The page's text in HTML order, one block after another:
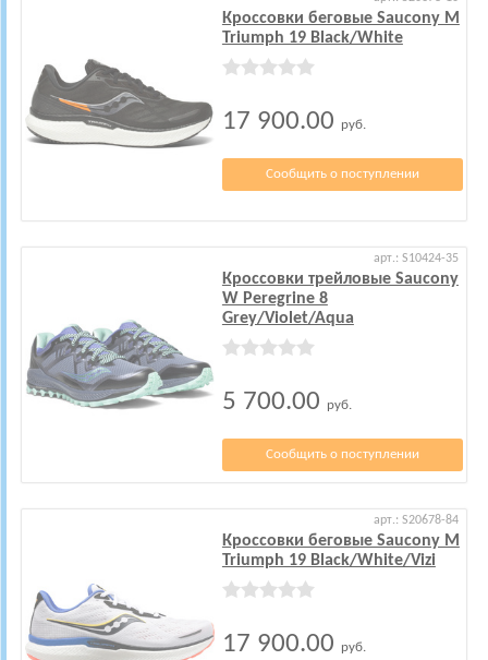
Кроссовки беговые Saucony M
Triumph 19 Black/White
17 900.00 руб.
Сообщить о поступлении
арт.: S10424-35
Кроссовки трейловые Saucony
W Peregrine 8
Grey/Violet/Aqua
5 700.00 руб.
Сообщить о поступлении
арт.: S20678-84
Кроссовки беговые Saucony M
Triumph 19 Black/White/Vizi
17 900.00 руб.